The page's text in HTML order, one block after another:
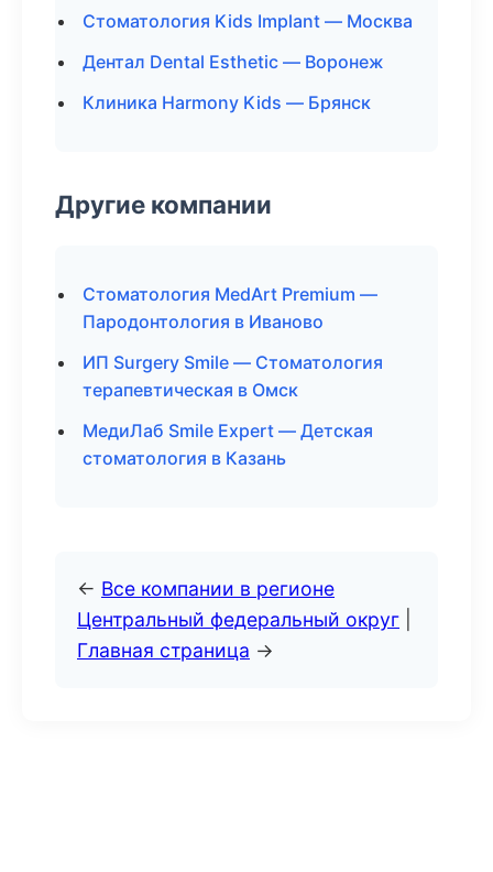
Стоматология Kids Implant — Москва
Дентал Dental Esthetic — Воронеж
Клиника Harmony Kids — Брянск
Другие компании
Стоматология MedArt Premium —
Пародонтология в Иваново
ИП Surgery Smile — Стоматология
терапевтическая в Омск
МедиЛаб Smile Expert — Детская
стоматология в Казань
← Все компании в регионе
Центральный федеральный округ
Главная страница →